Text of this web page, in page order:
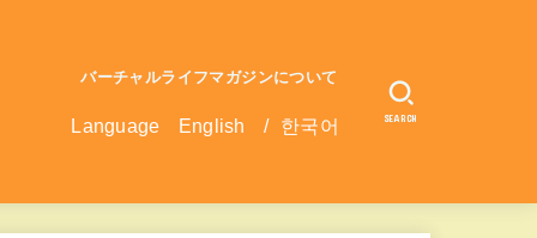
バーチャルライフマガジンについて
Language English / 한국어 SEARCH